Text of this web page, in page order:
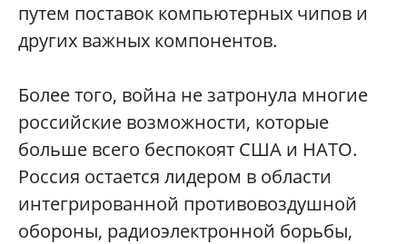
путем поставок компьютерных чипов и
других важных компонентов.
Более того, война не затронула многие
российские возможности, которые
больше всего беспокоят США и НАТО.
Россия остается лидером в области
интегрированной противовоздушной
обороны, радиоэлектронной борьбы,